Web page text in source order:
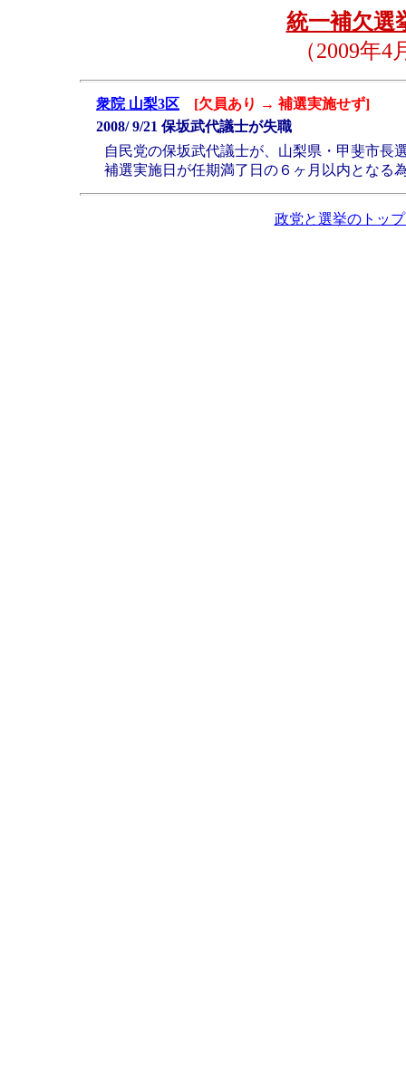
統一補欠選
（2009年4
衆院 山梨3区 [欠員あり → 補選実施せず]
2008/ 9/21 保坂武代議士が失職
自民党の保坂武代議士が、山梨県・甲斐市長
補選実施日が任期満了日の６ヶ月以内となる
政党と選挙のトッ